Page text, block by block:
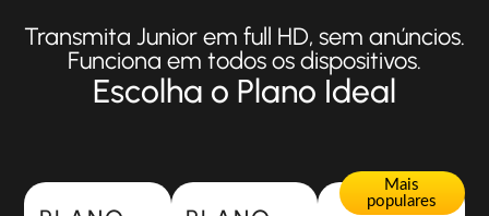
Transmita Junior em full HD, sem anúncios.
Funciona em todos os dispositivos.
Escolha o Plano Ideal
Most Popular Most Popular
Mais
populares